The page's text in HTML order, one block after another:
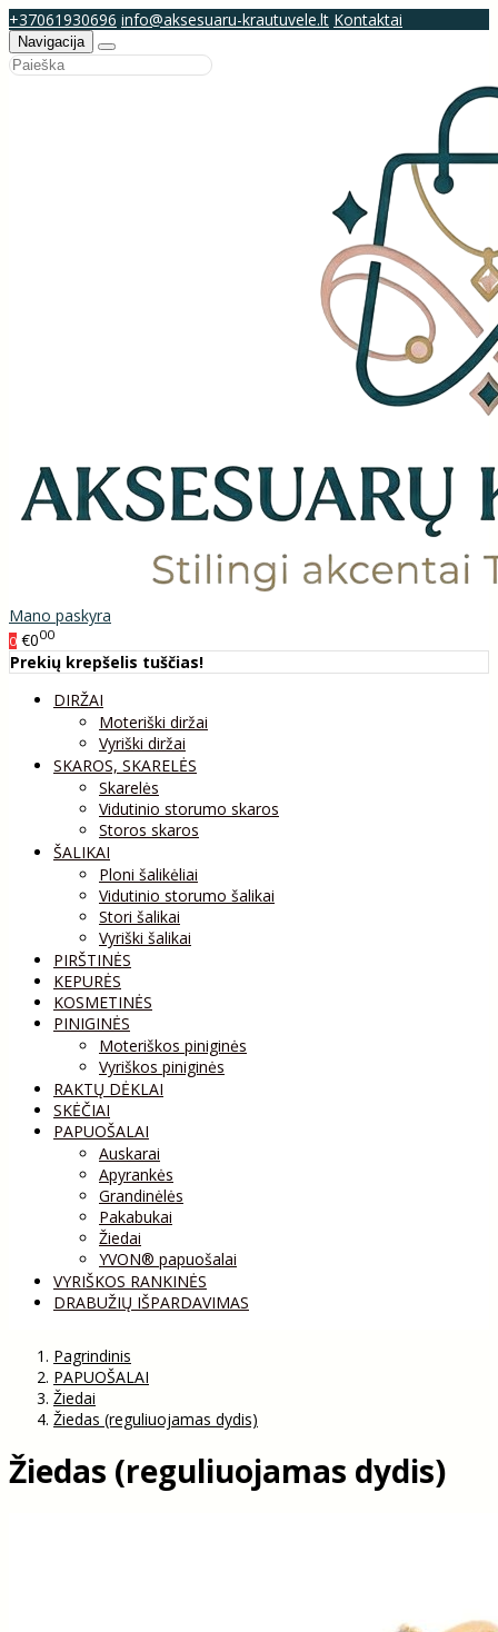
+37061930696 info@aksesuaru-krautuvele.lt Kontaktai
Navigacija
Mano paskyra
0 €000
Prekių krepšelis tuščias!
DIRŽAI
Moteriški diržai
Vyriški diržai
SKAROS, SKARELĖS
Skarelės
Vidutinio storumo skaros
Storos skaros
ŠALIKAI
Ploni šalikėliai
Vidutinio storumo šalikai
Stori šalikai
Vyriški šalikai
PIRŠTINĖS
KEPURĖS
KOSMETINĖS
PINIGINĖS
Moteriškos piniginės
Vyriškos piniginės
RAKTŲ DĖKLAI
SKĖČIAI
PAPUOŠALAI
Auskarai
Apyrankės
Grandinėlės
Pakabukai
Žiedai
YVON® papuošalai
VYRIŠKOS RANKINĖS
DRABUŽIŲ IŠPARDAVIMAS
Pagrindinis
PAPUOŠALAI
Žiedai
Žiedas (reguliuojamas dydis)
Žiedas (reguliuojamas dydis)